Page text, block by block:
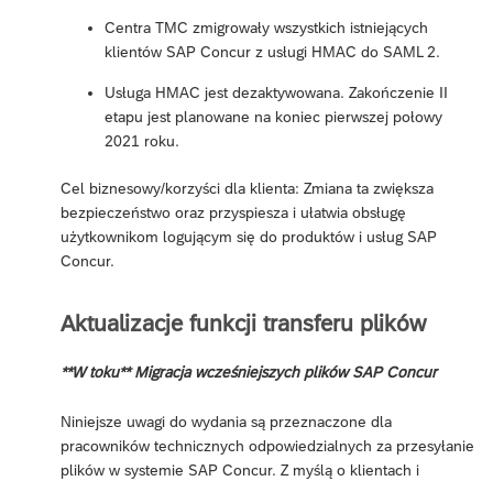
Centra TMC zmigrowały wszystkich istniejących
klientów SAP Concur z usługi HMAC do SAML 2.
Usługa HMAC jest dezaktywowana. Zakończenie II
etapu jest planowane na koniec pierwszej połowy
2021 roku.
Cel biznesowy/korzyści dla klienta: Zmiana ta zwiększa
bezpieczeństwo oraz przyspiesza i ułatwia obsługę
użytkownikom logującym się do produktów i usług SAP
Concur.
Aktualizacje funkcji transferu plików
**W toku** Migracja wcześniejszych plików SAP Concur
Niniejsze uwagi do wydania są przeznaczone dla
pracowników technicznych odpowiedzialnych za przesyłanie
plików w systemie SAP Concur. Z myślą o klientach i